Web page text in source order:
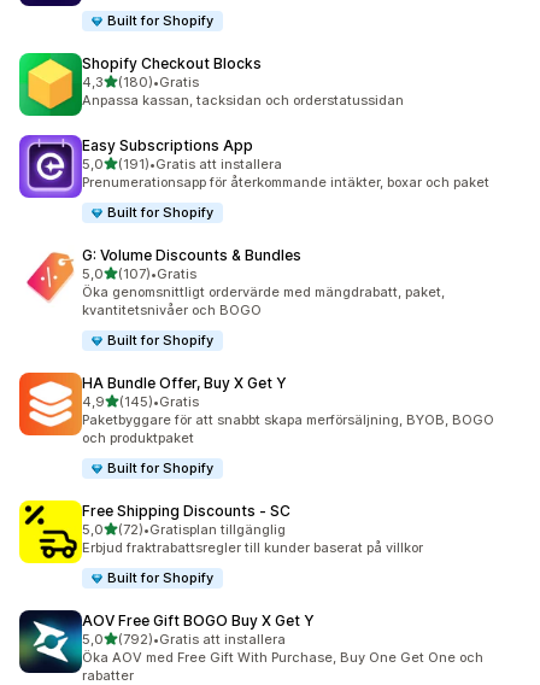
Built for Shopify
Shopify Checkout Blocks
4,3av 5 stjärnor
(180)
180 recensioner totalt
•Gratis
Anpassa kassan, tacksidan och orderstatussidan
Easy Subscriptions App
5,0av 5 stjärnor
(191)
191 recensioner totalt
•Gratis att installera
Prenumerationsapp för återkommande intäkter, boxar och paket
Built for Shopify
G: Volume Discounts & Bundles
5,0av 5 stjärnor
(107)
107 recensioner totalt
•Gratis
Öka genomsnittligt ordervärde med mängdrabatt, paket,
kvantitetsnivåer och BOGO
Built for Shopify
HA Bundle Offer, Buy X Get Y
4,9av 5 stjärnor
(145)
145 recensioner totalt
•Gratis
Paketbyggare för att snabbt skapa merförsäljning, BYOB, BOGO
och produktpaket
Built for Shopify
Free Shipping Discounts ‑ SC
5,0av 5 stjärnor
(72)
72 recensioner totalt
•Gratisplan tillgänglig
Erbjud fraktrabattsregler till kunder baserat på villkor
Built for Shopify
AOV Free Gift BOGO Buy X Get Y
5,0av 5 stjärnor
(792)
792 recensioner totalt
•Gratis att installera
Öka AOV med Free Gift With Purchase, Buy One Get One och
rabatter